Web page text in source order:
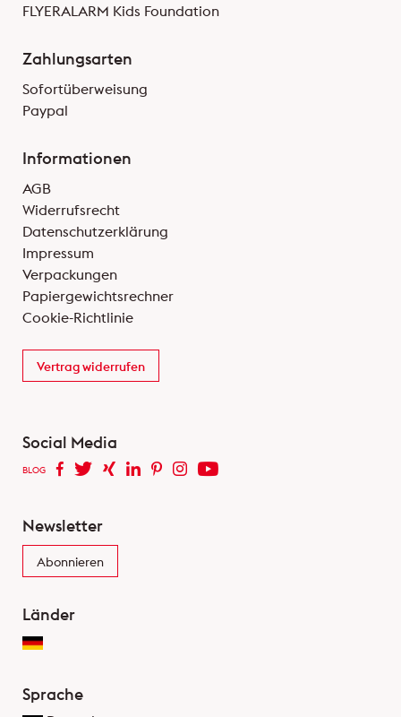
FLYERALARM Kids Foundation
Zahlungsarten
Sofortüberweisung
Paypal
Informationen
AGB
Widerrufsrecht
Datenschutzerklärung
Impressum
Verpackungen
Papiergewichtsrechner
Cookie-Richtlinie
Vertrag widerrufen
Social Media
BLOG
Newsletter
Abonnieren
Länder
Sprache